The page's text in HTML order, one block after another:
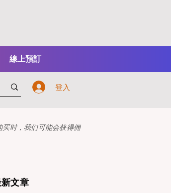
線上預訂
登入
时，我们可能会获得佣
文章